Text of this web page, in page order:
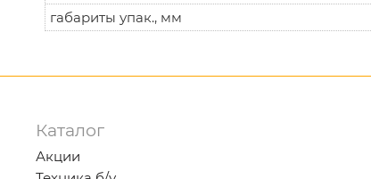
габариты упак., мм
Каталог
Акции